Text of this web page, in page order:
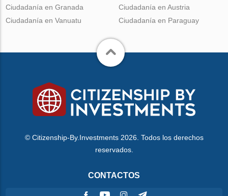
Ciudadanía en Granada
Ciudadanía en Vanuatu
Ciudadanía en Austria
Ciudadanía en Paraguay
© Citizenship-By.Investments 2026. Todos los derechos
reservados.
CONTACTOS